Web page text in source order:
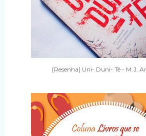
[Resenha] Uni- Duni- Tê - M.J.